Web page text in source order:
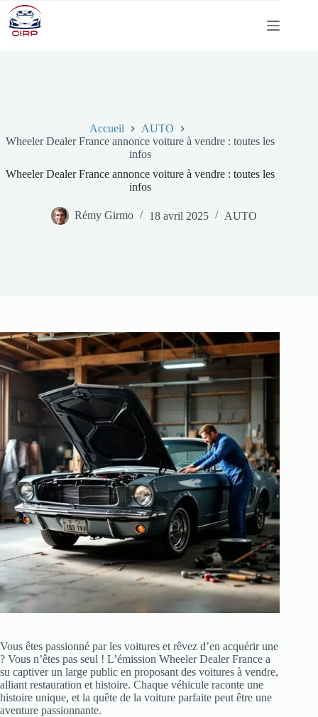
Passer
au
contenu
Accueil
AUTO
Wheeler Dealer France annonce voiture à vendre : toutes les
infos
Wheeler Dealer France annonce voiture à vendre : toutes les
infos
Rémy Girmo 18 avril 2025 AUTO
Vous êtes passionné par les voitures et rêvez d’en acquérir une
? Vous n’êtes pas seul ! L’émission Wheeler Dealer France a
su captiver un large public en proposant des voitures à vendre,
alliant restauration et histoire. Chaque véhicule raconte une
histoire unique, et la quête de la voiture parfaite peut être une
aventure passionnante.